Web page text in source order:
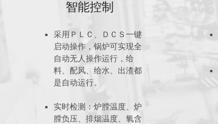
智能控制
采用ＰＬＣ、ＤＣＳ一键
启动操作，锅炉可实现全
自动无人操作运行，给
料、配风、给水、出渣都
是自动运行。
实时检测：炉膛温度、炉
膛负压、排烟温度、氧含